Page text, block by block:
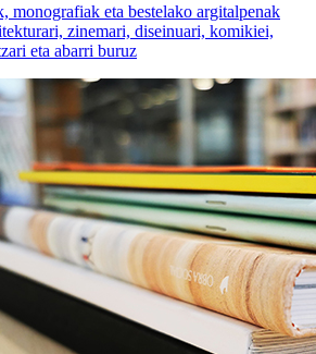
monografiak eta bestelako argitalpenak
zinemari, diseinuari, komikiei,
eta abarri buruz